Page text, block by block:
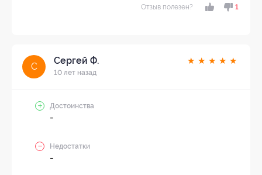
Отзыв полезен? 1
С
Сергей Ф.
10 лет назад
★ ★ ★ ★ ★
Достоинства
-
Недостатки
-